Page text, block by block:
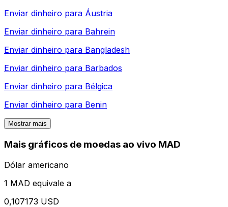
Enviar dinheiro para Áustria
Enviar dinheiro para Bahrein
Enviar dinheiro para Bangladesh
Enviar dinheiro para Barbados
Enviar dinheiro para Bélgica
Enviar dinheiro para Benin
Mostrar mais
Mais gráficos de moedas ao vivo MAD
Dólar americano
1 MAD equivale a
0,107173 USD